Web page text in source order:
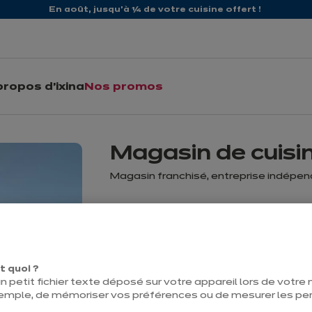
En août, jusqu'à ¼ de votre cuisine offert !
d'ixina Nos promos
Magasin de
Magasin franchisé, entreprise
Contact
quoi ?
petit fichier texte déposé sur votre appareil lors de votre
de mémoriser vos préférences ou de mesurer les